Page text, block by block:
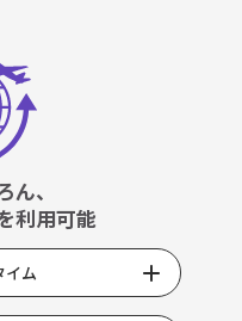
ん、
利用可能
イム